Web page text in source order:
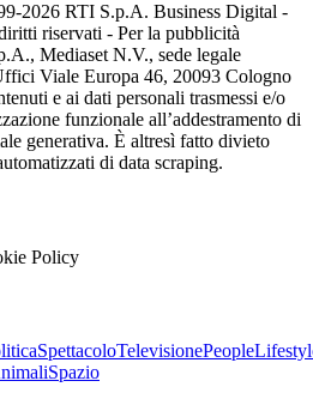
2026 RTI S.p.A. Business Digital -
riservati - Per la pubblicità
Mediaset N.V., sede legale
Viale Europa 46, 20093 Cologno
e ai dati personali trasmessi e/o
funzionale all’addestramento di
generativa. È altresì fatto divieto
di data scraping.
Policy
SpettacoloTelevisionePeople
Spazio